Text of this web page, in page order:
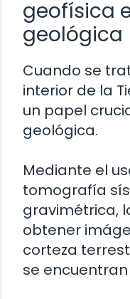
geofísica
geológica
Cuando se
interior de la
un papel
geológica.
Mediante el
tomografía
gravimétrica,
obtener
corteza
se